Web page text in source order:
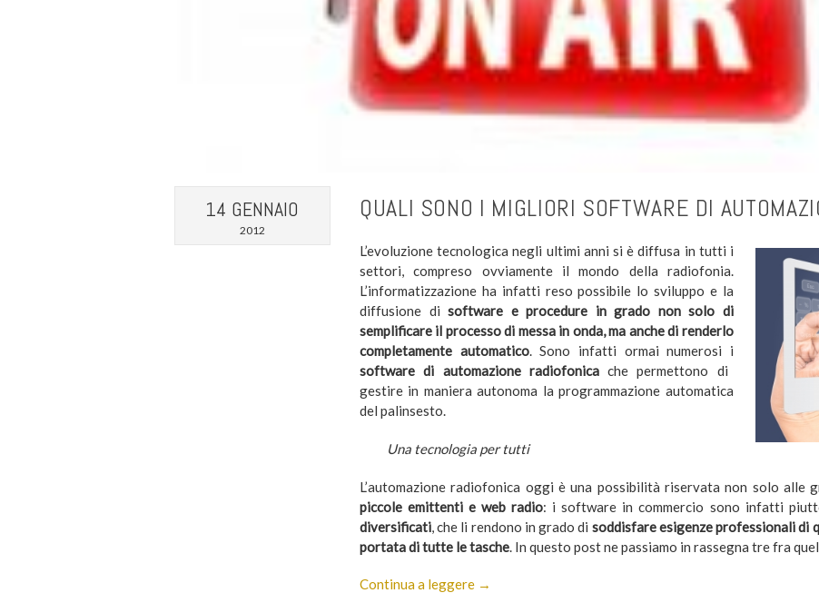
14 GENNAIO
2012
QUALI SONO I MIGLIORI SOFTWARE DI
L’evoluzione tecnologica negli ultimi anni si è diffusa in tutti i
settori, compreso ovviamente il mondo della radiofonia.
L’informatizzazione ha infatti reso possibile lo sviluppo e la
diffusione disoftware e procedure in grado non solo di
semplificare il processo di messa in onda, ma anche di renderlo
completamente automatico. Sono infatti ormai numerosi i
software di automazione radiofonicache permettono di
gestire in maniera autonoma la programmazione automatica
del palinsesto.
Una tecnologia per tutti
L’automazione radiofonica oggi è una possibilità riservata non solo alle
piccole emittenti e web radio: i software in commercio sono infatti
diversificati, che li rendono in grado di soddisfare esigenze professionali di
portata di tutte le tasche. In questo post ne passiamo in rassegna tre fra
Continua a leggere →